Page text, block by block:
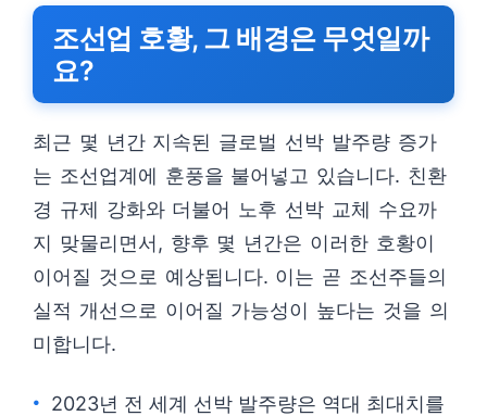
조선업 호황, 그 배경은 무엇일까
요?
최근 몇 년간 지속된 글로벌 선박 발주량 증가
는 조선업계에 훈풍을 불어넣고 있습니다. 친환
경 규제 강화와 더불어 노후 선박 교체 수요까
지 맞물리면서, 향후 몇 년간은 이러한 호황이
이어질 것으로 예상됩니다. 이는 곧 조선주들의
실적 개선으로 이어질 가능성이 높다는 것을 의
미합니다.
2023년 전 세계 선박 발주량은 역대 최대치를